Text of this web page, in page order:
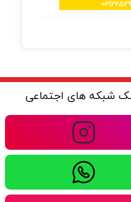
شبکه های اجتماعی